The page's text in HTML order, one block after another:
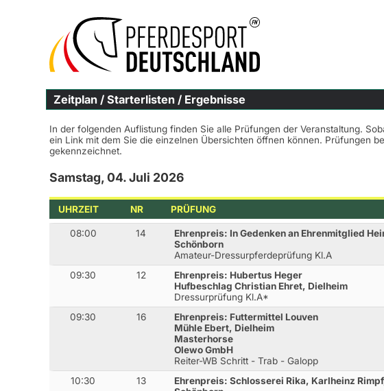
Zeitplan / Starterlisten / Ergebnisse
In der folgenden Auflistung finden Sie alle Prüfungen der Veranstaltung.
ein Link mit dem Sie die einzelnen Übersichten öffnen können. Prüfungen
gekennzeichnet.
Samstag, 04. Juli 2026
UHRZEIT NR PRÜFUNG
08:00 14
Ehrenpreis: In Gedenken an Ehrenmitglied
Schönborn
Amateur-Dressurpferdeprüfung Kl.A
09:30 12
Ehrenpreis: Hubertus Heger
Hufbeschlag Christian Ehret, Dielheim
Dressurprüfung Kl.A*
09:30 16
Ehrenpreis: Futtermittel Louven
Mühle Ebert, Dielheim
Masterhorse
Olewo GmbH
Reiter-WB Schritt - Trab - Galopp
10:30 13
Ehrenpreis: Schlosserei Rika, Karlheinz